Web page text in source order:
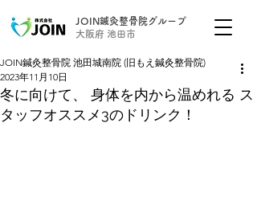
JOIN鍼灸整骨院グループ
大阪府 池田市
冬に向けて、 身体を内から温めれる ス
タッフオススメ3のドリンク！
JOIN鍼灸整骨院 池田城南院 (旧もえ鍼灸整骨院)
2023年11月10日